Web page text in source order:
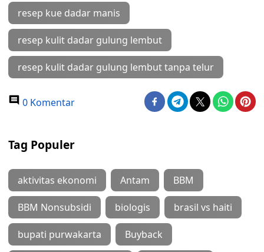
resep kue dadar manis
resep kulit dadar gulung lembut
resep kulit dadar gulung lembut tanpa telur
0 Komentar
Tag Populer
aktivitas ekonomi Antam BBM
BBM Nonsubsidi biologis brasil vs haiti
bupati purwakarta Buyback